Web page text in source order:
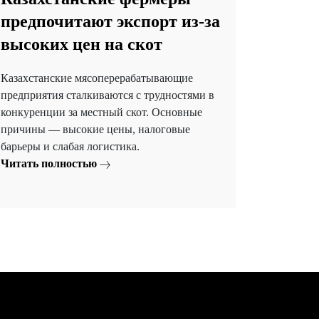
предпочитают экспорт из-за
высоких цен на скот
Казахстанские мясоперерабатывающие
предприятия сталкиваются с трудностями в
конкуренции за местный скот. Основные
причины — высокие цены, налоговые
барьеры и слабая логистика.
Читать полностью